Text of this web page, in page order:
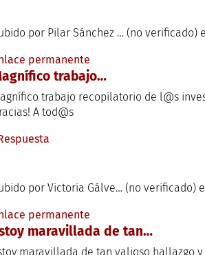
por Pilar Sánchez … (no verificado)
permanente
trabajo…
trabajo recopilatorio de l@s
A tod@s
por Victoria Gálve… (no verificado)
permanente
maravillada de tan…
maravillada de tan valioso hallazgo